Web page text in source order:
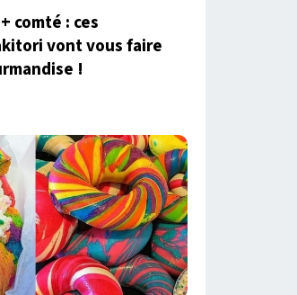
comté : ces
vont vous faire
!